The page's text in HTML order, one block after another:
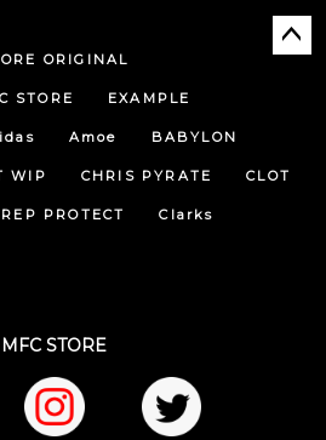
ORIGINAL
STORE EXAMPLE
Amoe BABYLON
WIP CHRIS PYRATE CLOT
PROTECT Clarks
MFC STORE